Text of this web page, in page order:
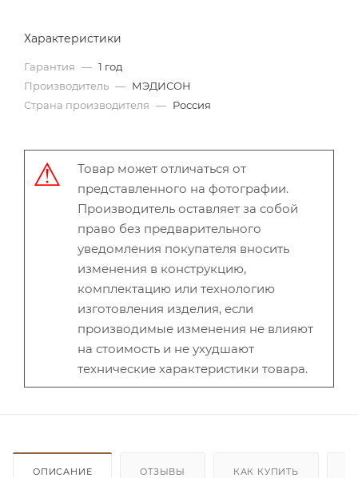
Характеристики
Гарантия — 1 год
Производитель — МЭДИСОН
Страна производителя — Россия
Товар может отличаться от
представленного на фотографии.
Производитель оставляет за собой
право без предварительного
уведомления покупателя вносить
изменения в конструкцию,
комплектацию или технологию
изготовления изделия, если
производимые изменения не влияют
на стоимость и не ухудшают
технические характеристики товара.
ОПИСАНИЕ ОТЗЫВЫ КАК КУПИТЬ